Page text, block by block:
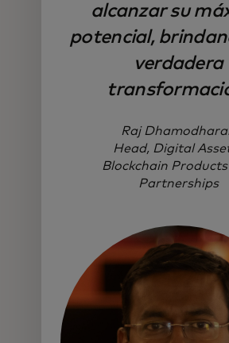
alcanzar su
potencial,
verdadera
Raj
Head, Digital
Blockchain
Partnerships